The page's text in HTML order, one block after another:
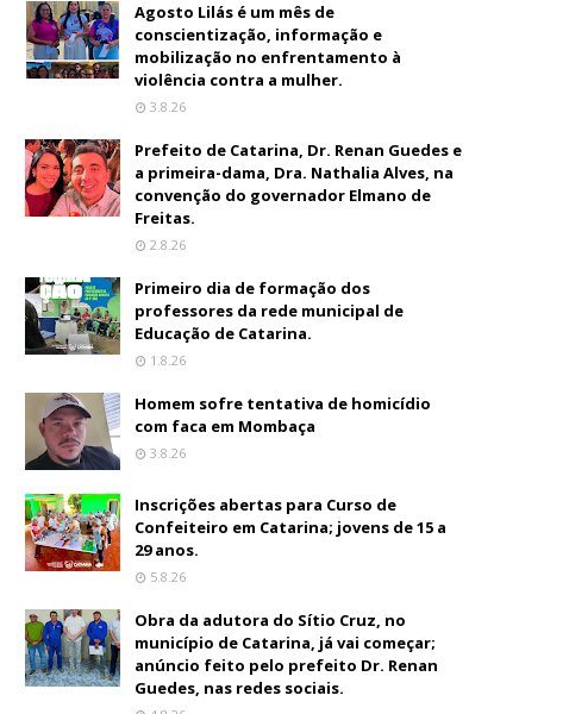
Agosto Lilás é um mês de
conscientização, informação e
mobilização no enfrentamento à
violência contra a mulher.
3.8.26
Prefeito de Catarina, Dr. Renan Guedes e
a primeira-dama, Dra. Nathalia Alves, na
convenção do governador Elmano de
Freitas.
2.8.26
Primeiro dia de formação dos
professores da rede municipal de
Educação de Catarina.
1.8.26
Homem sofre tentativa de homicídio
com faca em Mombaça
3.8.26
Inscrições abertas para Curso de
Confeiteiro em Catarina; jovens de 15 a
29 anos.
5.8.26
Obra da adutora do Sítio Cruz, no
município de Catarina, já vai começar;
anúncio feito pelo prefeito Dr. Renan
Guedes, nas redes sociais.